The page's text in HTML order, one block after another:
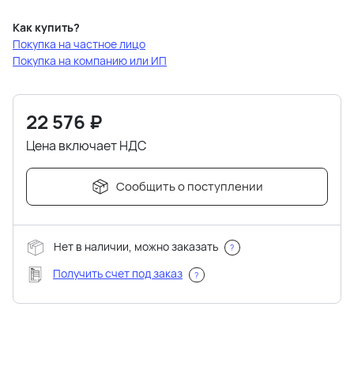
Как купить?
Покупка на частное лицо
Покупка на компанию или ИП
22 576 ₽
Цена включает НДС
Сообщить о поступлении
Нет в наличии, можно заказать ?
Получить счет под заказ ?